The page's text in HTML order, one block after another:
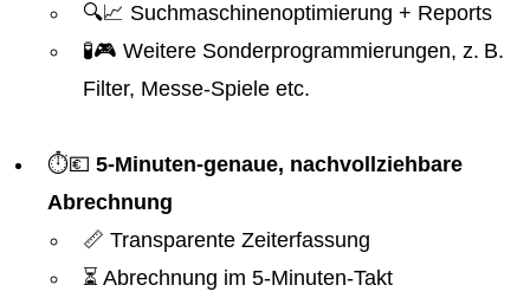
🔍📈 Suchmaschinenoptimierung + Reports
🧪🎮 Weitere Sonderprogrammierungen, z. B.
Filter, Messe-Spiele etc.
⏱️💶 5-Minuten-genaue, nachvollziehbare
Abrechnung
📏 Transparente Zeiterfassung
⏳ Abrechnung im 5-Minuten-Takt